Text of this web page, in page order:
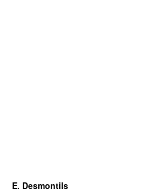
E. Desmontils